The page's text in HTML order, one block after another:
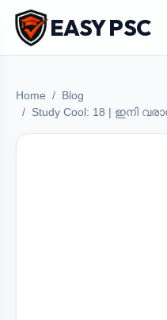
EASY PSC
Home
Blog
Study Cool: 18 | ഇനി